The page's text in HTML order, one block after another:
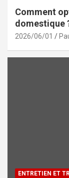
Comment
domestique
2026/06/01
ENTRETIEN ET